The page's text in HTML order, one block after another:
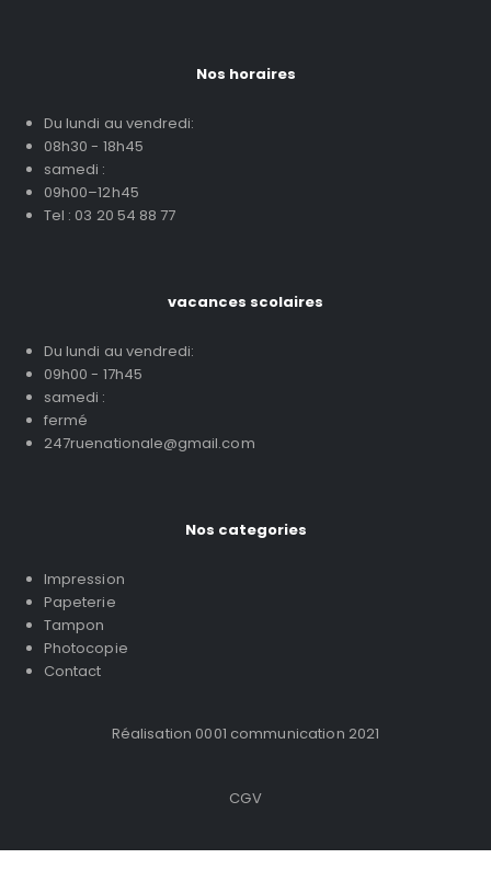
Nos horaires
Du lundi au vendredi:
08h30 - 18h45
samedi :
09h00–12h45
Tel : 03 20 54 88 77
vacances scolaires
Du lundi au vendredi:
09h00 - 17h45
samedi :
fermé
247ruenationale@gmail.com
Nos categories
Impression
Papeterie
Tampon
Photocopie
Contact
Réalisation 0001 communication 2021
CGV